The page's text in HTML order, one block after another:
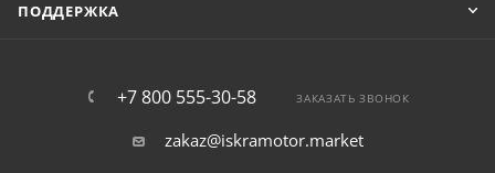
ПОДДЕРЖКА
+7 800 555-30-58 ЗАКАЗАТЬ ЗВОНОК
zakaz@iskramotor.market